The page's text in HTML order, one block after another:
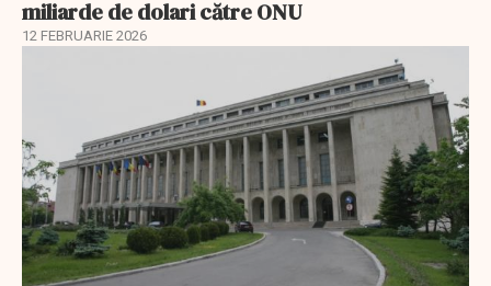
miliarde de dolari către ONU
12 FEBRUARIE 2026